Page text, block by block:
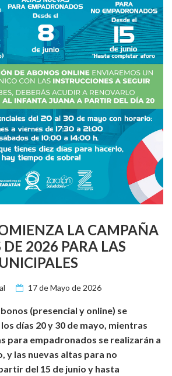
LA CAMPAÑA
2026 PARA LAS
17 de Mayo de 2026
(presencial y online) se
días 20 y 30 de mayo, mientras
para empadronados se realizarán a
y las nuevas altas para no
del 15 de junio y hasta